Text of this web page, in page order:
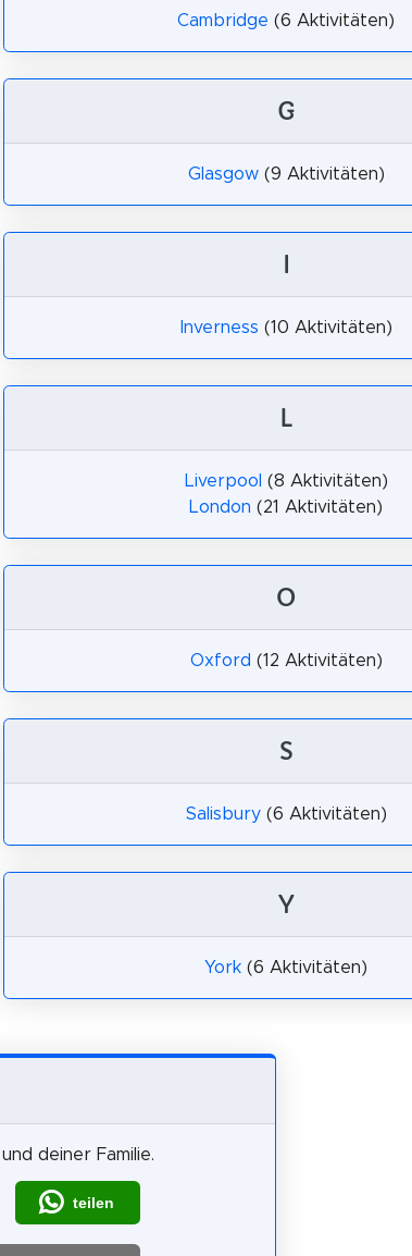
Cambridge (6 Aktivitäten)
G
Glasgow(9 Aktivitäten)
I
Inverness (10 Aktivitäten)
L
Liverpool (8 Aktivitäten)
London (21 Aktivitäten)
O
Oxford (12 Aktivitäten)
S
Salisbury(6 Aktivitäten)
Y
York (6 Aktivitäten)
deiner Familie.
teilen